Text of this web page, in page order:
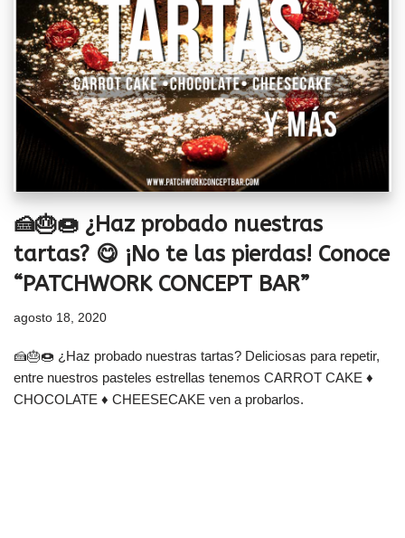
🍰🎂🍩 ¿Haz probado nuestras
tartas? 😋 ¡No te las pierdas! Conoce
“PATCHWORK CONCEPT BAR”
agosto 18, 2020
🍰🎂🍩 ¿Haz probado nuestras tartas? Deliciosas para repetir,
entre nuestros pasteles estrellas tenemos CARROT CAKE ♦
CHOCOLATE ♦ CHEESECAKE ven a probarlos.